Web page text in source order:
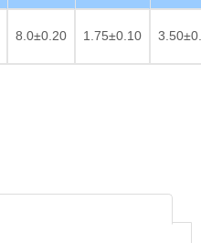
8.0±0.20 1.75±0.10